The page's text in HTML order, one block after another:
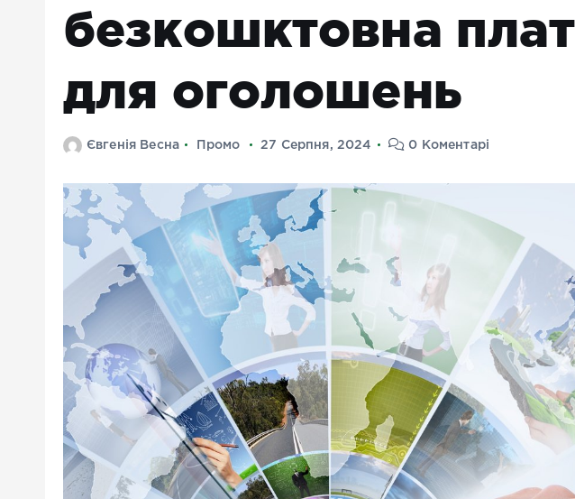
безкошктовна
для оголошень
Євгенія Весна Промо 27 Серпня, 2024 0 Коментарі